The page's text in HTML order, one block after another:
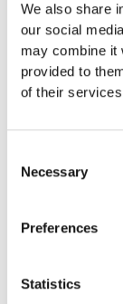
We also share
our social
may combine it
provided to
of their
Selection
Necessary
Preferences
Statistics
July 23, 2026
Høsten 2026:
Egebjerggaard
og var tilfredse
betragtning.
June 23, 2026
Biodiesel er et
indre trafik i